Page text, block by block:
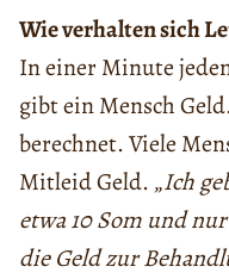
Wie verhalten sich
In einer Minute
gibt ein Mensch
berechnet. Viele
Mitleid Geld. „Ich
etwa 10 Som und
die Geld zur